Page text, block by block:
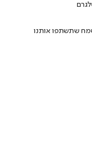
שתשתפו אותנו